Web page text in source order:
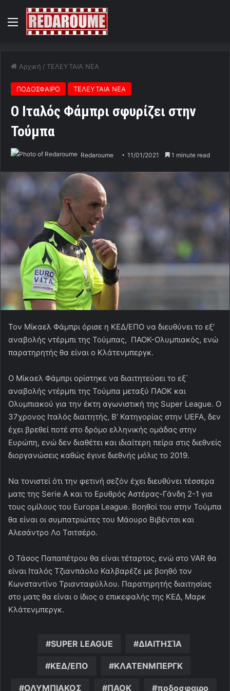
Menu
Αρχική / ΤΕΛΕΥΤΑΙΑ ΝΕΑ
ΠΟΔΟΣΦΑΙΡΟ ΤΕΛΕΥΤΑΙΑ ΝΕΑ
Ο Ιταλός Φάμπρι σφυρίζει στην
Τούμπα
Redaroume 11/01/2021 1 minute read
Τον Μίκαελ Φάμπρι όρισε η ΚΕΔ/ΕΠΟ να διευθύνει το εξ’
αναβολής ντέρμπι της Τούμπας, ΠΑΟΚ-Ολυμπιακός, ενώ
παρατηρητής θα είναι ο Κλάτενμπεργκ.
Ο Μίκαελ Φάμπρι ορίστηκε να διαιτητεύσει το εξ΄
αναβολής ντέρμπι της Τούμπα μεταξύ ΠΑΟΚ και
Ολυμπιακού για την έκτη αγωνιστική της Super League. Ο
37χρονος Ιταλός διαιτητής, Β’ Κατηγορίας στην UEFA, δεν
έχει βρεθεί ποτέ στο δρόμο ελληνικής ομάδας στην
Ευρώπη, ενώ δεν διαθέτει και ιδιαίτερη πείρα στις διεθνείς
διοργανώσεις καθώς έγινε διεθνής μόλις το 2019.
Να τονιστεί ότι την φετινή σεζόν έχει διευθύνει τέσσερα
ματς της Serie A και το Ερυθρός Αστέρας-Γάνδη 2-1 για
τους ομίλους του Europa League. Βοηθοί του στην Τούμπα
θα είναι οι συμπατριώτες του Μάουρο Βιβέντσι και
Αλεσάντρο Λο Τσιτσέρο.
Ο Τάσος Παπαπέτρου θα είναι τέταρτος, ενώ στο VAR θα
είναι Ιταλός Τζιανπάολο Καλβαρέζε με βοηθό τον
Κωνσταντίνο Τριανταφύλλου. Παρατηρητής διαιτησίας
στο ματς θα είναι ο ίδιος ο επικεφαλής της ΚΕΔ, Μαρκ
Κλάτενμπεργκ.
SUPER LEAGUE ΔΙΑΙΤΗΣΊΑ
ΚΕΔ/ΕΠΟ ΚΛΑΤΕΝΜΠΕΡΓΚ
ΟΛΥΜΠΙΑΚΟΣ ΠΑΟΚ ποδοσφαιρο